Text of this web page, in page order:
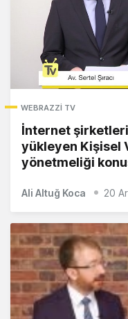
WEBRAZZI TV
İnternet
yükleyen Kişisel
yönetmeliği
Ali Altuğ Koca 20